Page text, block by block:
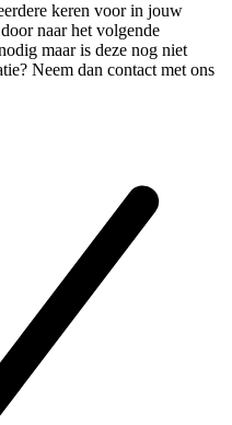
keren voor in jouw
naar het volgende
maar is deze nog niet
Neem dan contact met ons